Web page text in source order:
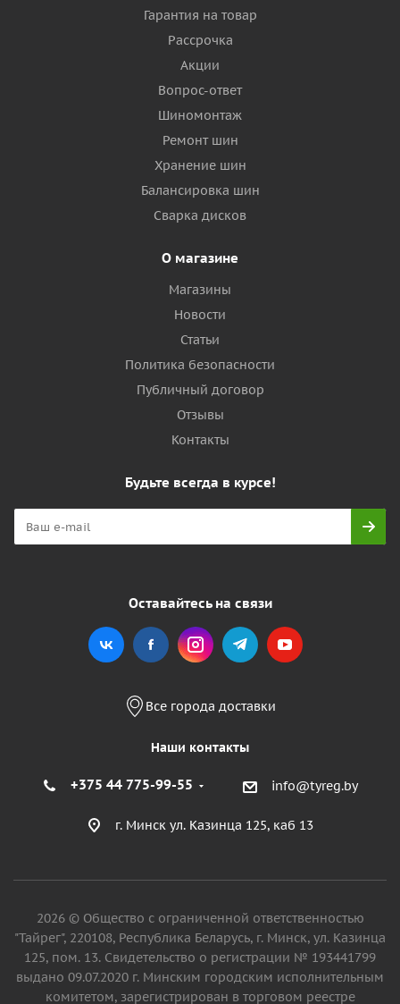
Гарантия на товар
Рассрочка
Акции
Вопрос-ответ
Шиномонтаж
Ремонт шин
Хранение шин
Балансировка шин
Сварка дисков
О магазине
Магазины
Новости
Статьи
Политика безопасности
Публичный договор
Отзывы
Контакты
Будьте всегда в курсе!
Оставайтесь на связи
Все города доставки
Наши контакты
+375 44 775-99-55 info@tyreg.by
г. Минск ул. Казинца 125, каб 13
2026 © Общество с ограниченной ответственностью
"Тайрег", 220108, Республика Беларусь, г. Минск, ул. Казинца
125, пом. 13. Свидетельство о регистрации № 193441799
выдано 09.07.2020 г. Минским городским исполнительным
комитетом, зарегистрирован в торговом реестре